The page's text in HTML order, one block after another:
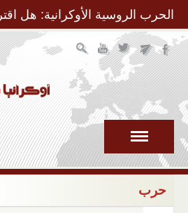
to Navigation
الحرب الروسية الأوكرانية: هل
حرب